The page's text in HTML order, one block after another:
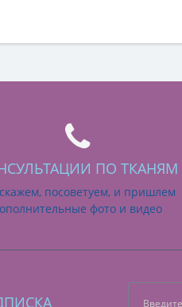
ПО ТКАНЯМ
посоветуем, и пришлем
фото и видео